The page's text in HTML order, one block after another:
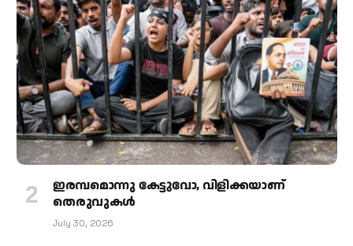
ഇരമ്പമൊന്നു കേട്ടുവോ, വിളിക്കയാണ്
തെരുവുകള്‍
July 30, 2026